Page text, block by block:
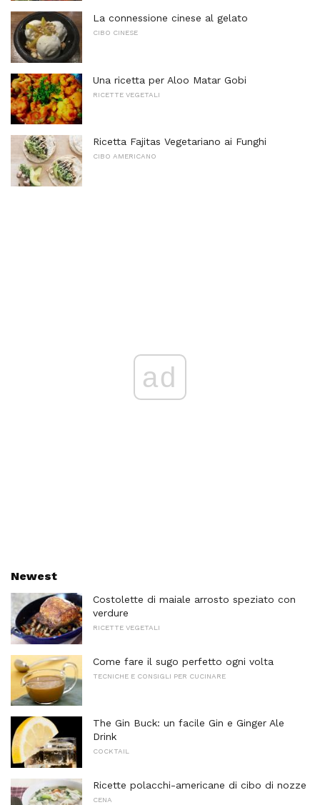
La connessione cinese al gelato
CIBO CINESE
Una ricetta per Aloo Matar Gobi
RICETTE VEGETALI
Ricetta Fajitas Vegetariano ai Funghi
CIBO AMERICANO
ad
Newest
Costolette di maiale arrosto speziato con
verdure
RICETTE VEGETALI
Come fare il sugo perfetto ogni volta
TECNICHE E CONSIGLI PER CUCINARE
The Gin Buck: un facile Gin e Ginger Ale
Drink
COCKTAIL
Ricette polacchi-americane di cibo di nozze
CENA